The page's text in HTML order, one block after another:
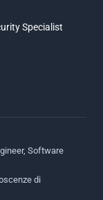
Specialist
Software
di